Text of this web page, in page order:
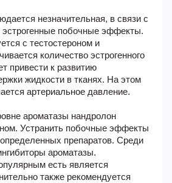
незначительная, в связи с
эстрогенные побочные эффекты.
с тестостероном и
количество эстрогенного
привести к развитию
жидкости в тканях. На этом
артериальное давление.
ароматазы нандролон
Устранить побочные эффекты
препаратов. Среди
ароматазы.
есть является
также рекомендуется